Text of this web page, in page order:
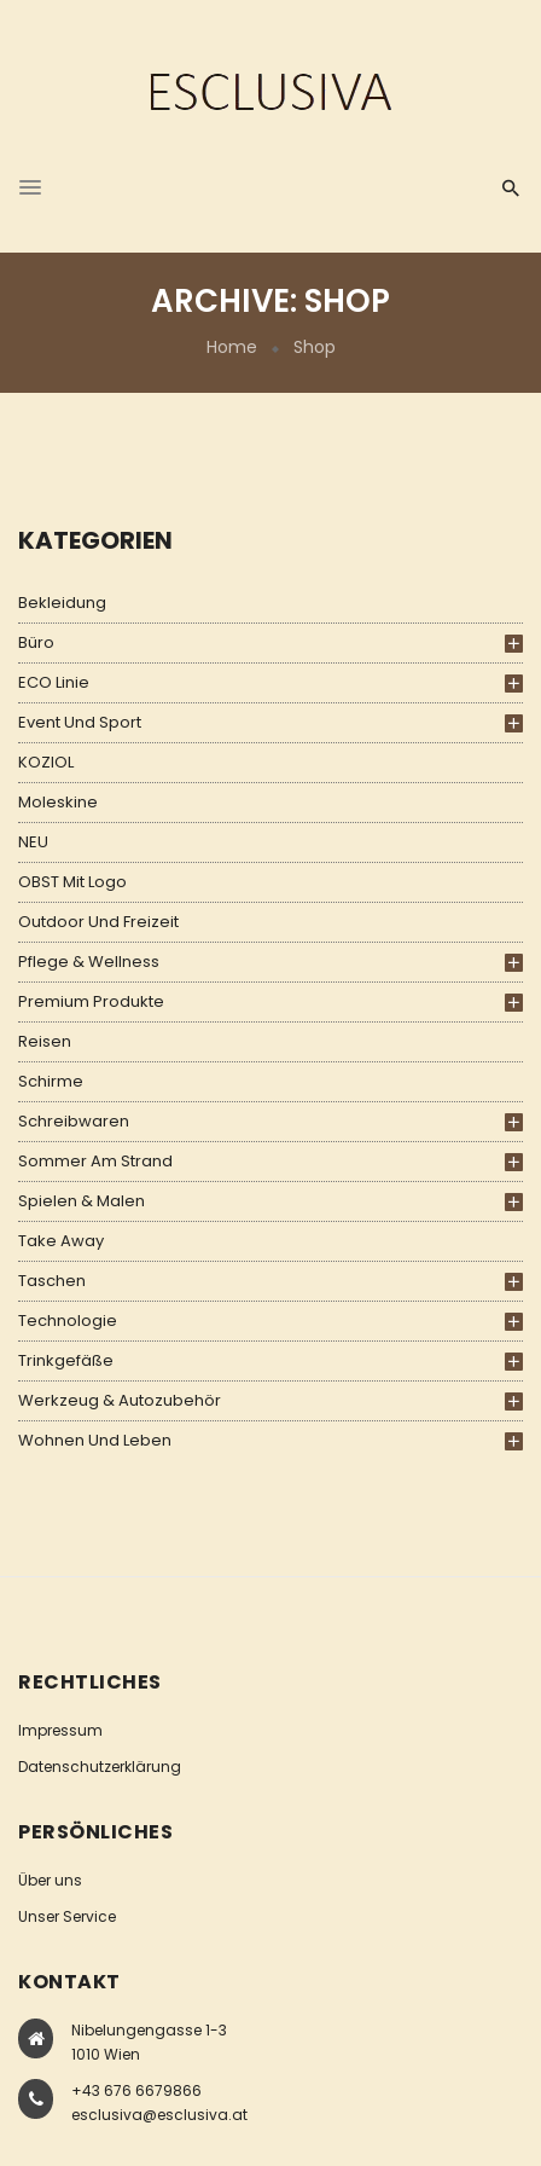
ARCHIVE: SHOP
Home Shop
KATEGORIEN
Bekleidung
Büro
ECO Linie
Event Und Sport
KOZIOL
Moleskine
NEU
OBST Mit Logo
Outdoor Und Freizeit
Pflege & Wellness
Premium Produkte
Reisen
Schirme
Schreibwaren
Sommer Am Strand
Spielen & Malen
Take Away
Taschen
Technologie
Trinkgefäße
Werkzeug & Autozubehör
Wohnen Und Leben
RECHTLICHES
Impressum
Datenschutzerklärung
PERSÖNLICHES
Über uns
Unser Service
KONTAKT
Nibelungengasse 1-3
1010 Wien
+43 676 6679866
esclusiva@esclusiva.at